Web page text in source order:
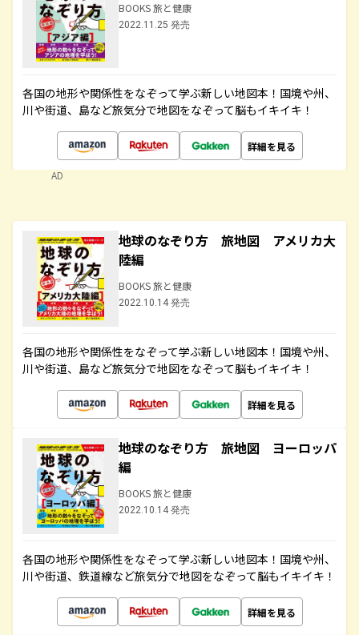
BOOKS 旅と健康
2022.11.25 発売
各国の地形や関係性をなぞって学ぶ新しい地図本！国境や州、
川や街道、島など旅気分で地図をなぞって脳もイキイキ！
詳細を見る
AD
地球のなぞり方 旅地図 アメリカ大
陸編
BOOKS 旅と健康
2022.10.14 発売
各国の地形や関係性をなぞって学ぶ新しい地図本！国境や州、
川や街道、島など旅気分で地図をなぞって脳もイキイキ！
詳細を見る
地球のなぞり方 旅地図 ヨーロッパ
編
BOOKS 旅と健康
2022.10.14 発売
各国の地形や関係性をなぞって学ぶ新しい地図本！国境や州、
川や街道、鉄道線など旅気分で地図をなぞって脳もイキイキ！
詳細を見る